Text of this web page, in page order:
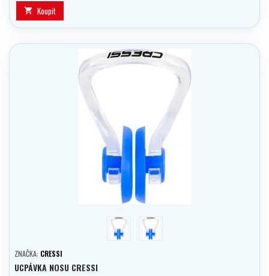
 Koupit
modrá černá
ZNAČKA: CRESSI
UCPÁVKA NOSU CRESSI